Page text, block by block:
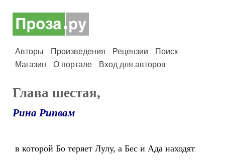
Авторы Произведения Рецензии
Поиск
Магазин
О портале Вход для авторов
Глава шестая,
Рина Рипвам
в которой Бо теряет Лулу, а Бес и Ада находят